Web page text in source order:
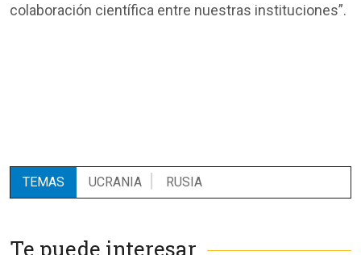
colaboración científica entre nuestras instituciones”.
TEMAS UCRANIA RUSIA
Te puede interesar